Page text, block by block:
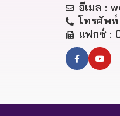
อีเมล :
โทรศัพ
แฟกซ์ :